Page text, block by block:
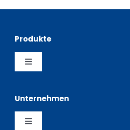
Produkte
Toggle
SMT Schablonendrucker
Unternehmen
Toggle